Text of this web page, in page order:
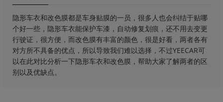
隐形车衣和改色膜都是车身贴膜的一员，很多人也会纠结于贴哪
个好一些，隐形车衣能保护车漆，自动修复划痕，还不用去变更
行驶证，很方便，而改色膜有丰富的颜色，很是好看，两者各有
对方所不具备的优点，所以导致我们难以选择，不过YEECAR可
以在此对比分析一下隐形车衣和改色膜，帮助大家了解两者的区
别以及优缺点。